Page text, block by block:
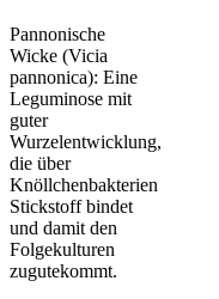
Pannonische
Wicke (Vicia
pannonica): Eine
Leguminose mit
guter
Wurzelentwicklung,
die über
Knöllchenbakterien
Stickstoff bindet
und damit den
Folgekulturen
zugutekommt.